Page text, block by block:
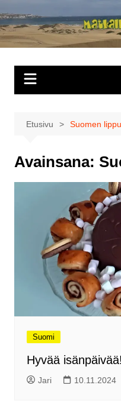
sisältöön
Etusivu Suomen lippu
Avainsana:
Suomi
Hyvää isänpäivää!
Jari 10.11.2024